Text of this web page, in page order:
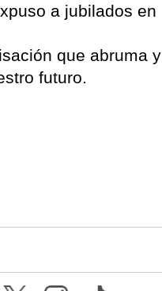
a jubilados en
que abruma y
futuro.